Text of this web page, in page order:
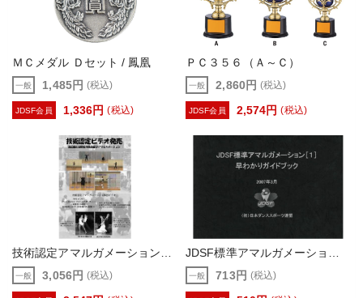
ＭＣメダル Ｄセット / 鳳凰
一般 1,485円(税込)
JDSF会員 1,336円 (税込)
ＰＣ３５６（Ａ～Ｃ）
一般 2,860円(税込)
JDSF会員 2,574円 (税込)
技術認定アマルガメーション6・5・4DVD
一般 3,056円(税込)
JDSF標準アマルガメーション1ガイドブック
一般 713円 (税込)